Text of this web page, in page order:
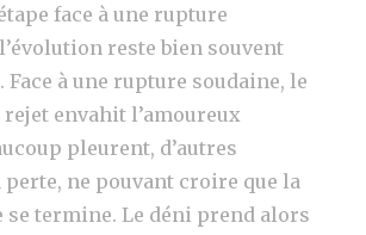
face à une rupture
reste bien souvent
Face à une rupture soudaine, le
envahit l’amoureux
pleurent, d’autres
perte, ne pouvant croire que la
se termine. Le déni prend alors